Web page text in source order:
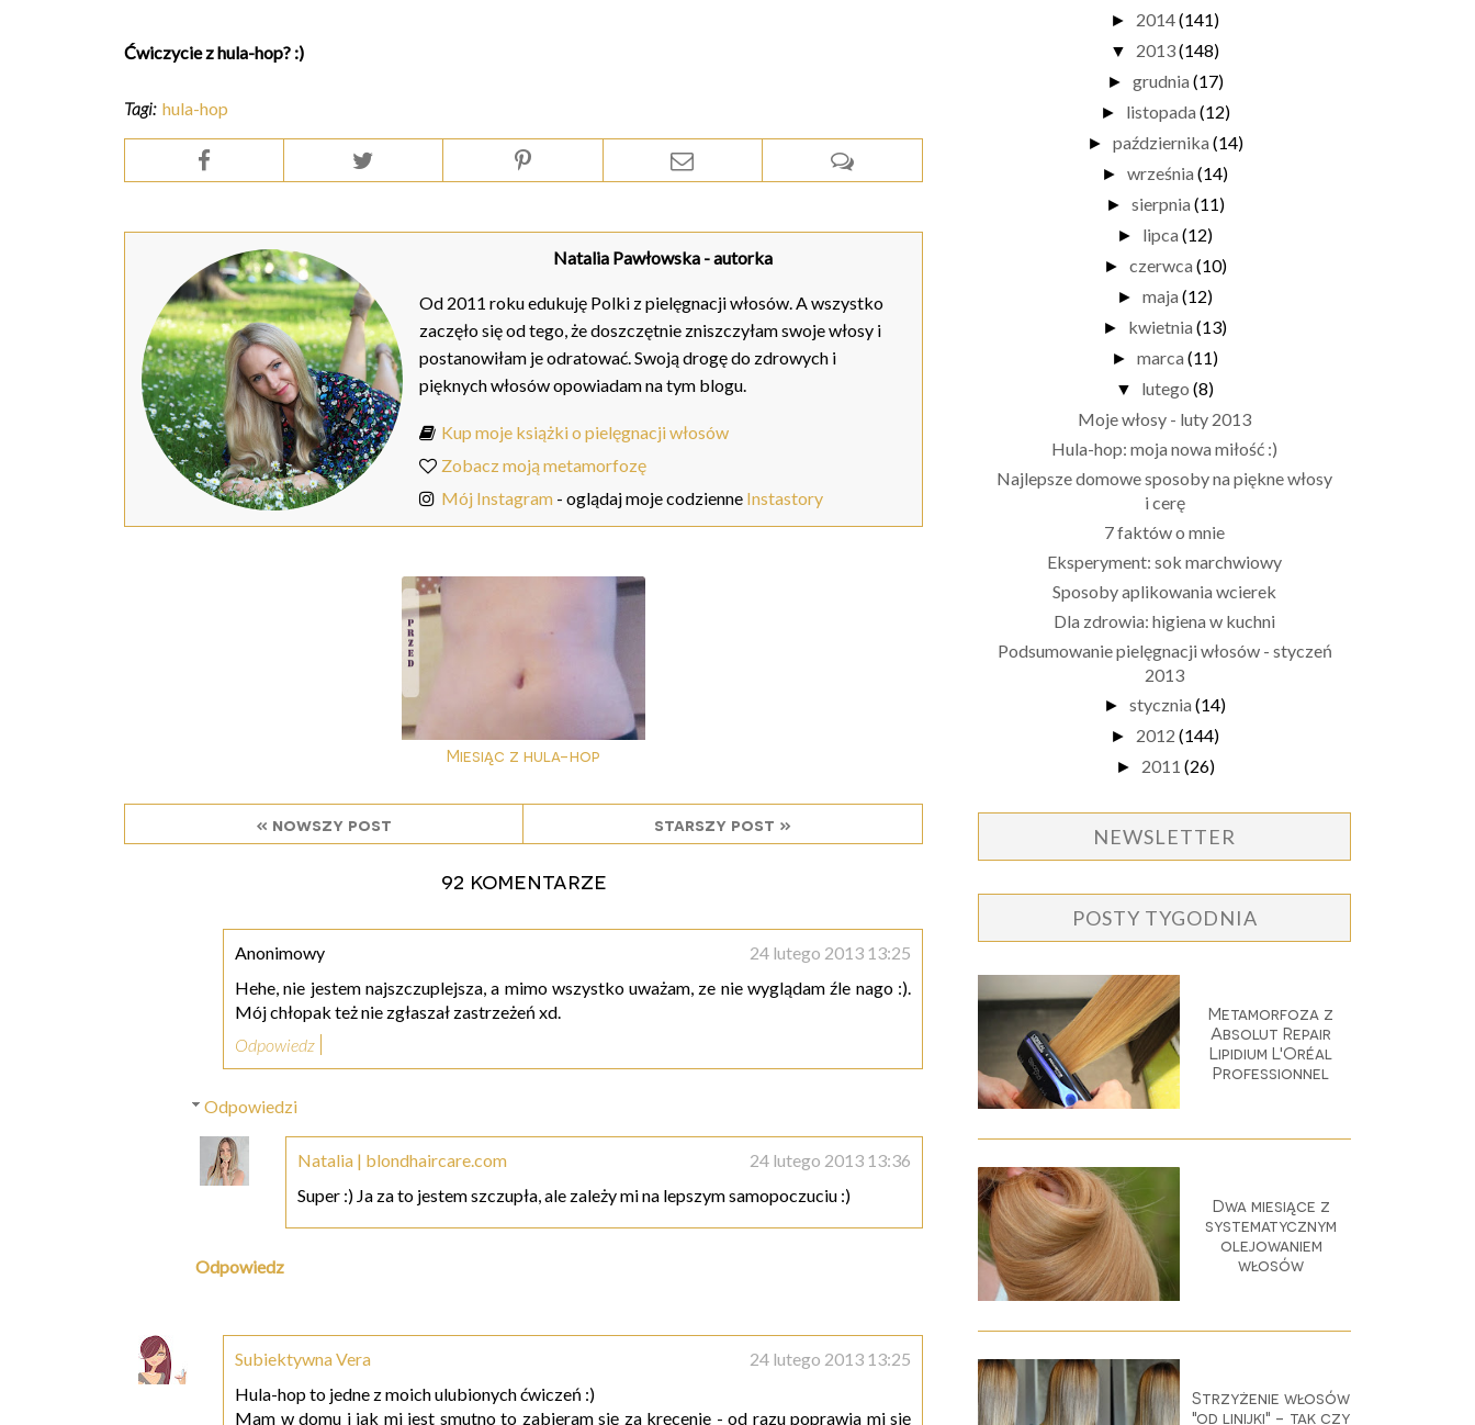
Ćwiczycie z hula-hop? :)
Tagi: hula-hop
Natalia Pawłowska- autorka
Od 2011 roku edukuję Polki z pielęgnacji włosów. A wszystko
zaczęło się od tego, że doszczętnie zniszczyłam swoje włosy i
postanowiłam je odratować. Swoją drogę do zdrowych i
pięknych włosów opowiadam na tym blogu.
Kup moje książki o pielęgnacji włosów
Zobacz moją metamorfozę
Mój Instagram - oglądaj moje codzienne Instastory
Miesiąc z hula-hop
« nowszy post starszy post »
92 komentarze
Anonimowy
24 lutego 2013 13:25
Hehe, nie jestem najszczuplejsza, a mimo wszystko uważam, ze nie wyglądam źle nago :).
Mój chłopak też nie zgłaszał zastrzeżeń xd.
Odpowiedz
Odpowiedzi
Natalia | blondhaircare.com
24 lutego 2013 13:36
Super :) Ja za to jestem szczupła, ale zależy mi na lepszym samopoczuciu :)
Odpowiedz
Subiektywna Vera
24 lutego 2013 13:25
Hula-hop to jedne z moich ulubionych ćwiczeń :)
Mam w domu i jak mi jest smutno to zabieram się za kręcenie - od razu poprawia mi się
► 2014(141)
▼ 2013(148)
► grudnia (17)
► listopada (12)
► października (14)
► września (14)
► sierpnia (11)
► lipca (12)
► czerwca (10)
► maja (12)
► kwietnia (13)
► marca (11)
▼ lutego (8)
Moje włosy - luty 2013
Hula-hop: moja nowa miłość :)
Najlepsze domowe sposoby na piękne włosy
i cerę
7 faktów o mnie
Eksperyment: sok marchwiowy
Sposoby aplikowania wcierek
Dla zdrowia: higiena w kuchni
Podsumowanie pielęgnacji włosów - styczeń
2013
► stycznia (14)
► 2012 (144)
► 2011 (26)
NEWSLETTER
POSTY TYGODNIA
Metamorfoza z
Absolut Repair
Lipidium L'Oréal
Professionnel
Dwa miesiące z
systematycznym
olejowaniem
włosów
Strzyżenie włosów
"od linijki" - tak czy